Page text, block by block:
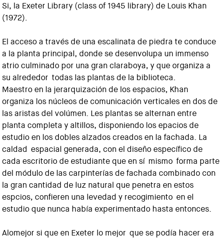
Si, la Exeter Library (class of 1945 library) de Louis Khan
(1972).
El acceso a través de una escalinata de piedra te conduce
a la planta principal, donde se desenvolupa un immenso
atrio culminado por una gran claraboya, y que organiza a
su alrededor todas las plantas de la biblioteca.
Maestro en la jerarquización de los espacios, Khan
organiza los núcleos de comunicación verticales en dos de
las aristas del volúmen. Les plantas se alternan entre
planta completa y altillos, disponiendo los epacios de
estudio en los dobles alzados creados en la fachada. La
caldad espacial generada, con el diseño específico de
cada escritorio de estudiante que en sí mismo forma parte
del módulo de las carpinterías de fachada combinado con
la gran cantidad de luz natural que penetra en estos
espcios, confieren una levedad y recogimiento en el
estudio que nunca había experimentado hasta entonces.
Alomejor si que en Exeter lo mejor que se podía hacer era